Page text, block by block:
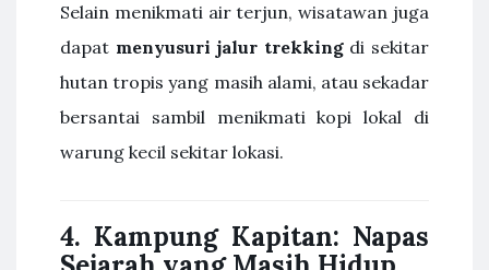
Selain menikmati air terjun, wisatawan juga
dapat menyusuri jalur trekkingdi sekitar
hutan tropis yang masih alami, atau sekadar
bersantai sambil menikmati kopi lokal di
warung kecil sekitar lokasi.
4. Kampung Kapitan: Napas